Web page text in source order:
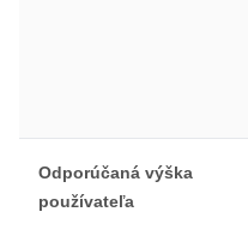
Odporúčaná výška
používateľa